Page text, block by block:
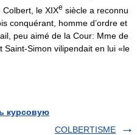
Colbert, le XIXe siècle a reconnu
conquérant, homme d’ordre et
peu aimé de la Cour: Mme de
Saint-Simon vilipendait en lui «le
курсовую
COLBERTISME